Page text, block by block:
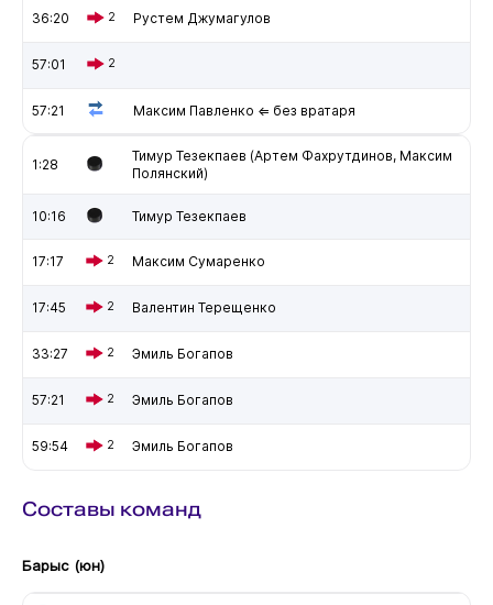
36:20 2 Рустем Джумагулов
57:01 2
57:21 Максим Павленко ⇐ без вратаря
1:28
Тимур Тезекпаев (Артем Фахрутдинов, Максим
Полянский)
10:16 Тимур Тезекпаев
17:17 2 Максим Сумаренко
17:45 2 Валентин Терещенко
33:27 2 Эмиль Богапов
57:21 2 Эмиль Богапов
59:54 2 Эмиль Богапов
Составы команд
Барыс (юн)